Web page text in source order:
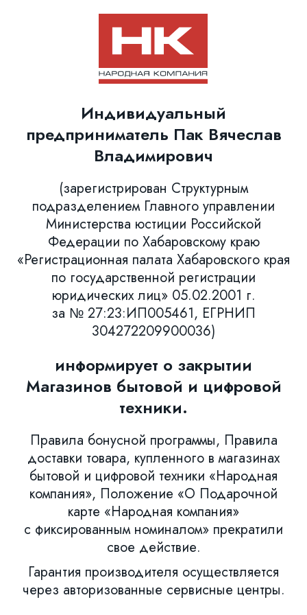
Индивидуальный
предприниматель Пак Вячеслав
Владимирович
(зарегистрирован Структурным
подразделением Главного управлении
Министерства юстиции Российской
Федерации по Хабаровскому краю
«Регистрационная палата Хабаровского края
по государственной регистрации
юридических лиц» 05.02.2001 г.
за № 27:23:ИП005461, ЕГРНИП
304272209900036)
информирует о закрытии
Магазинов бытовой и цифровой
техники.
Правила бонусной программы, Правила
доставки товара, купленного в магазинах
бытовой и цифровой техники «Народная
компания», Положение «О Подарочной
карте «Народная компания»
с фиксированным номиналом» прекратили
свое действие.
Гарантия производителя осуществляется
через авторизованные сервисные центры.